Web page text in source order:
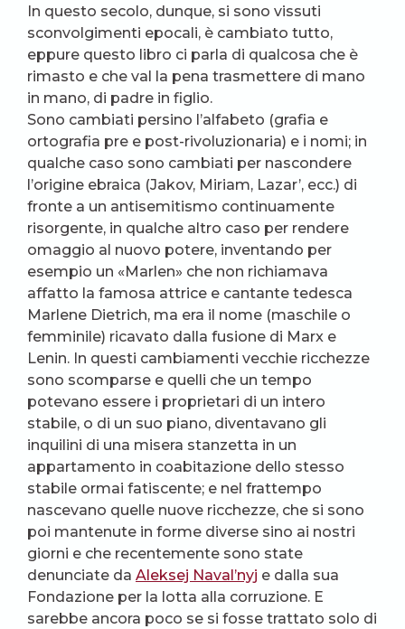
In questo secolo, dunque, si sono vissuti
sconvolgimenti epocali, è cambiato tutto,
eppure questo libro ci parla di qualcosa che è
rimasto e che val la pena trasmettere di mano
in mano, di padre in figlio.
Sono cambiati persino l’alfabeto (grafia e
ortografia pre e post-rivoluzionaria) e i nomi; in
qualche caso sono cambiati per nascondere
l’origine ebraica (Jakov, Miriam, Lazar’, ecc.) di
fronte a un antisemitismo continuamente
risorgente, in qualche altro caso per rendere
omaggio al nuovo potere, inventando per
esempio un «Marlen» che non richiamava
affatto la famosa attrice e cantante tedesca
Marlene Dietrich, ma era il nome (maschile o
femminile) ricavato dalla fusione di Marx e
Lenin. In questi cambiamenti vecchie ricchezze
sono scomparse e quelli che un tempo
potevano essere i proprietari di un intero
stabile, o di un suo piano, diventavano gli
inquilini di una misera stanzetta in un
appartamento in coabitazione dello stesso
stabile ormai fatiscente; e nel frattempo
nascevano quelle nuove ricchezze, che si sono
poi mantenute in forme diverse sino ai nostri
giorni e che recentemente sono state
denunciate da Aleksej Naval’nyj e dalla sua
Fondazione per la lotta alla corruzione. E
sarebbe ancora poco se si fosse trattato solo di